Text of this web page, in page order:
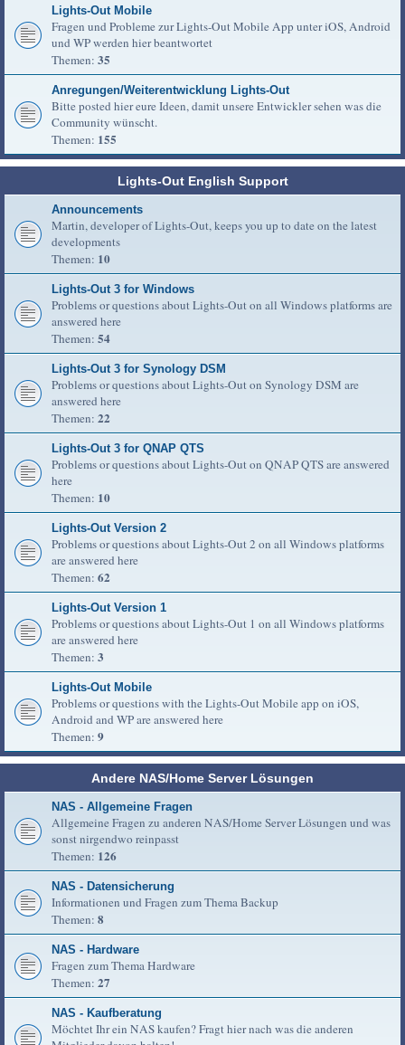
Lights-Out Mobile
Fragen und Probleme zur Lights-Out Mobile App unter iOS, Android
und WP werden hier beantwortet
Themen: 35
Anregungen/Weiterentwicklung Lights-Out
Bitte posted hier eure Ideen, damit unsere Entwickler sehen was die
Community wünscht.
Themen: 155
Lights-Out English Support
Announcements
Martin, developer of Lights-Out, keeps you up to date on the latest
developments
Themen: 10
Lights-Out 3 for Windows
Problems or questions about Lights-Out on all Windows platforms are
answered here
Themen: 54
Lights-Out 3 for Synology DSM
Problems or questions about Lights-Out on Synology DSM are
answered here
Themen: 22
Lights-Out 3 for QNAP QTS
Problems or questions about Lights-Out on QNAP QTS are answered
here
Themen: 10
Lights-Out Version 2
Problems or questions about Lights-Out 2 on all Windows platforms
are answered here
Themen: 62
Lights-Out Version 1
Problems or questions about Lights-Out 1 on all Windows platforms
are answered here
Themen: 3
Lights-Out Mobile
Problems or questions with the Lights-Out Mobile app on iOS,
Android and WP are answered here
Themen: 9
Andere NAS/Home Server Lösungen
NAS - Allgemeine Fragen
Allgemeine Fragen zu anderen NAS/Home Server Lösungen und was
sonst nirgendwo reinpasst
Themen: 126
NAS - Datensicherung
Informationen und Fragen zum Thema Backup
Themen: 8
NAS - Hardware
Fragen zum Thema Hardware
Themen: 27
NAS - Kaufberatung
Möchtet Ihr ein NAS kaufen? Fragt hier nach was die anderen